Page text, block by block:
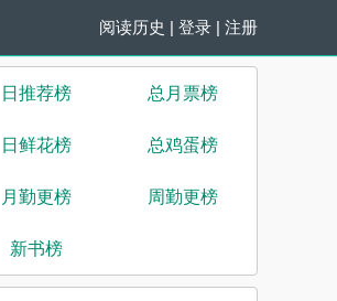
阅读历史 | 登录 | 注册
日推荐榜 总月票榜
日鲜花榜 总鸡蛋榜
月勤更榜 周勤更榜
新书榜